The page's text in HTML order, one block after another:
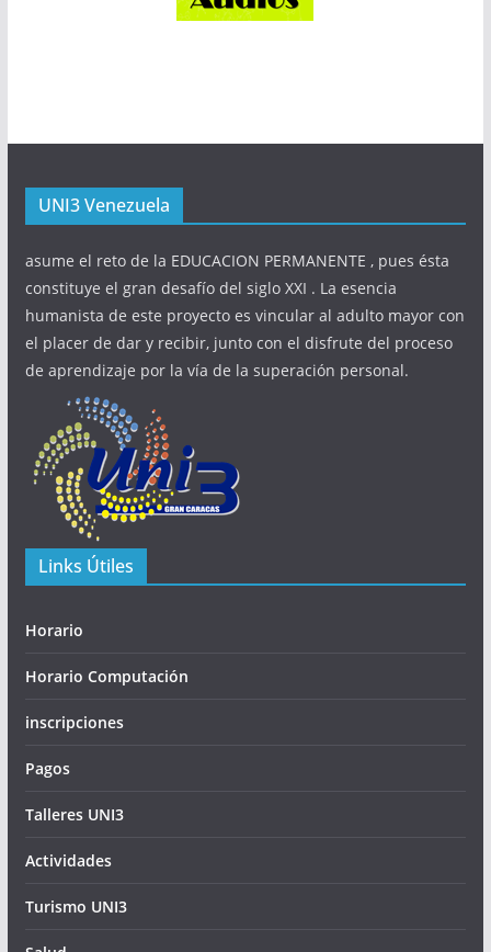
UNI3 Venezuela
asume el reto de la EDUCACION PERMANENTE , pues ésta
constituye el gran desafío del siglo XXI . La esencia
humanista de este proyecto es vincular al adulto mayor con
el placer de dar y recibir, junto con el disfrute del proceso
de aprendizaje por la vía de la superación personal.
Links Útiles
Horario
Horario Computación
inscripciones
Pagos
Talleres UNI3
Actividades
Turismo UNI3